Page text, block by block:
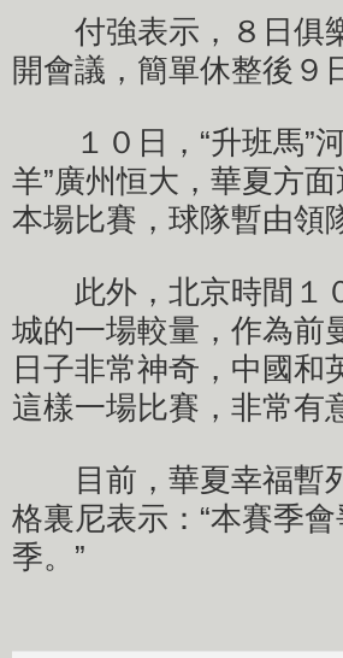
付強表示，８日俱樂
開會議，簡單休整後９
１０日，“升班馬”河
羊”廣州恒大，華夏方
本場比賽，球隊暫由領
此外，北京時間１０
城的一場較量，作為前
日子非常神奇，中國和
這樣一場比賽，非常有
目前，華夏幸福暫列
格裏尼表示：“本賽季
季。”